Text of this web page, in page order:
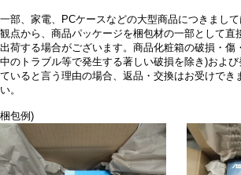
一部、家電、PCケースなどの大型商品につきまし
観点から、商品パッケージを梱包材の一部として直
出荷する場合がございます。商品化粧箱の破損・傷
中のトラブル等で発生する著しい破損を除き)およ
ていると言う理由の場合、返品・交換はお受けでき
い。
梱包例)